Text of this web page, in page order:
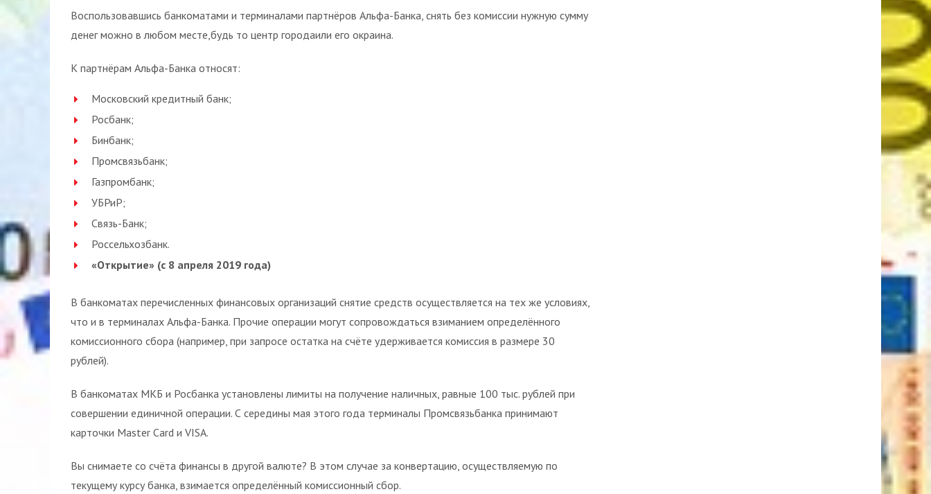
Воспользовавшись банкоматами и терминалами партнёров Альфа-Банка, снять без комиссии нужную сумму
денег можно в любом месте,будь то центр городаили его окраина.
К партнёрам Альфа-Банка относят:
Московский кредитный банк;
Росбанк;
Бинбанк;
Промсвязьбанк;
Газпромбанк;
УБРиР;
Связь-Банк;
Россельхозбанк.
«Открытие» (с 8 апреля 2019 года)
В банкоматах перечисленных финансовых организаций снятие средств осуществляется на тех же условиях,
что и в терминалах Альфа-Банка. Прочие операции могут сопровождаться взиманием определённого
комиссионного сбора (например, при запросе остатка на счёте удерживается комиссия в размере 30
рублей).
В банкоматах МКБ и Росбанка установлены лимиты на получение наличных, равные 100 тыс. рублей при
совершении единичной операции. С середины мая этого года терминалы Промсвязьбанка принимают
карточки Master Card и VISA.
Вы снимаете со счёта финансы в другой валюте? В этом случае за конвертацию, осуществляемую по
текущему курсу банка, взимается определённый комиссионный сбор.